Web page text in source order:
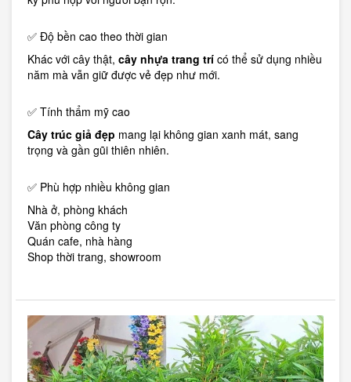
✅ Độ bền cao theo thời gian
Khác với cây thật, cây nhựa trang trí có thể sử dụng nhiều
năm mà vẫn giữ được vẻ đẹp như mới.
✅ Tính thẩm mỹ cao
Cây trúc giả đẹp mang lại không gian xanh mát, sang
trọng và gần gũi thiên nhiên.
✅ Phù hợp nhiều không gian
Nhà ở, phòng khách
Văn phòng công ty
Quán cafe, nhà hàng
Shop thời trang, showroom